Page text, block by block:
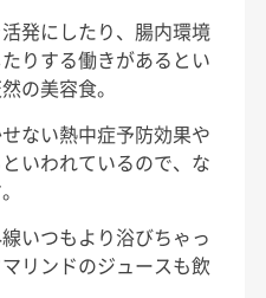
発にしたり、腸内環境
りする働きがあるとい
の美容食。
ない熱中症予防効果や
いわれているので、な
いつもより浴びちゃっ
リンドのジュースも飲